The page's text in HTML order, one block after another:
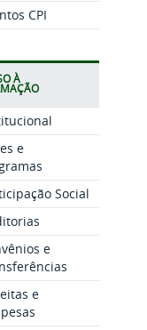
CPI
À
e
Social
e
e